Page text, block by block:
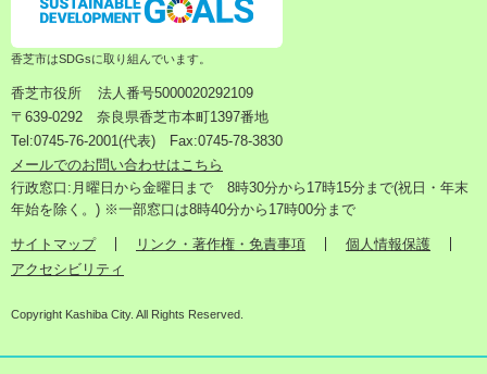
香芝市はSDGsに取り組んでいます。
香芝市役所
法人番号5000020292109
〒639-0292 奈良県香芝市本町1397番地
Tel:0745-76-2001(代表) Fax:0745-78-3830
メールでのお問い合わせはこちら
行政窓口:月曜日から金曜日まで 8時30分から17時15分まで(祝日・年末
年始を除く。) ※一部窓口は8時40分から17時00分まで
サイトマップ リンク・著作権・免責事項
個人情報保護
アクセシビリティ
Copyright Kashiba City. All Rights Reserved.